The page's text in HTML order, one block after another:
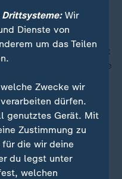
am Montag bringt
vor allem im Osten, wie
Die Temperaturen
Damit wird die
"25 ist ja
reden wir von einem
Westen und Norden
längere trockene
Drittsysteme:Wir
Dienste von
um das Teilen
Zwecke wir
dürfen.
genutztes Gerät. Mit
Zustimmung zu
die wir deine
du legst unter
welchen